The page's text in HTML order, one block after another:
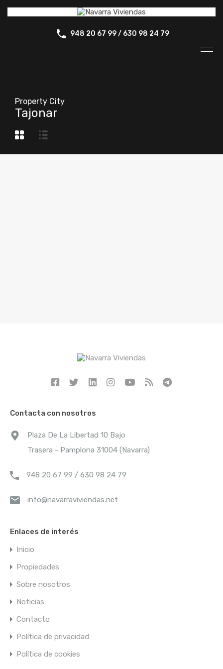
948 20 67 99 / 630 98 24 79
Property City
Tajonar
Tipos de propiedad
Apartamento
Ático
Ático Dúplex
Chalet
Dúplex
Edificio
Estudio
Contacta con nosotros
Plaza De La Libertad 10 Bajo
Trasera - Pamplona 31004 (Navarra)
948 20 67 99 / 630 98 24 79
info@navarraviviendas.net
Enlaces de interés
Inicio
Propiedades
Sobre nosotros
Noticias
Contacto
Política de privacidad
Política de cookies